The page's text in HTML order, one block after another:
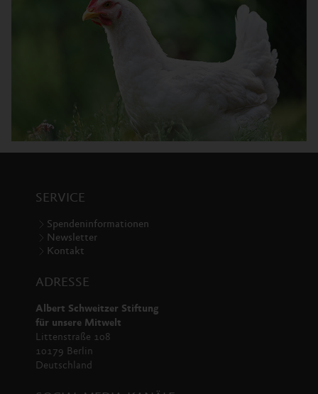
SERVICE
Spendeninformationen
Newsletter
Kontakt
ADRESSE
Albert Schweitzer Stiftung
für unsere Mitwelt
Littenstraße 108
10179 Berlin
Deutschland